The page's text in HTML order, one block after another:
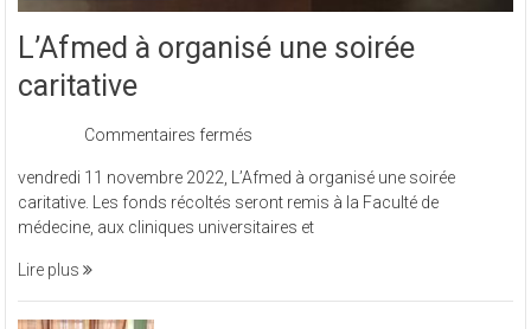
L’Afmed à organisé une soirée
caritative
Commentaires fermés
à
organisé
une
vendredi 11 novembre 2022, L’Afmed à organisé une soirée
caritative. Les fonds récoltés seront remis à la Faculté de
médecine, aux cliniques universitaires et
Lire plus